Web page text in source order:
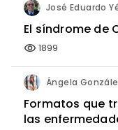
El síndrome de
visibility 1899
Formatos que
las